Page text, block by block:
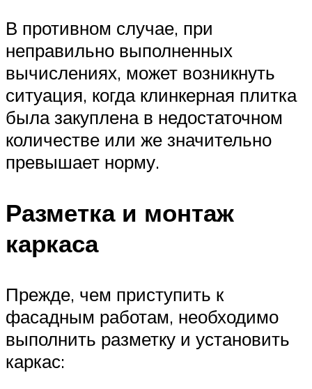
В противном случае, при
неправильно выполненных
вычислениях, может возникнуть
ситуация, когда клинкерная плитка
была закуплена в недостаточном
количестве или же значительно
превышает норму.
Разметка и монтаж
каркаса
Прежде, чем приступить к
фасадным работам, необходимо
выполнить разметку и установить
каркас: